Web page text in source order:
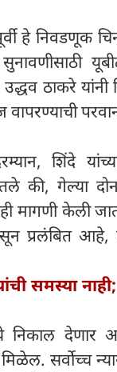
हे निवडणूक
उद्धव ठाकरे
शिंदे
की, गेल्या दोन
मागणी केली
प्रलंबित आहे,
समस्या
देणार
सर्वोच्च